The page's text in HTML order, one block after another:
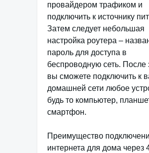
провайдером трафиком и
подключить к источнику
Затем следует небольшая
настройка роутера –
пароль для доступа в
беспроводную сеть. После
вы сможете подключить к
домашней сети любое
будь то компьютер,
смартфон.
Преимущество
интернета для дома через